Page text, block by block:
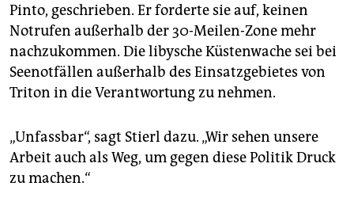
Pinto, geschrieben. Er forderte sie auf, keinen
Notrufen außerhalb der 30-Meilen-Zone mehr
nachzukommen. Die libysche Küstenwache sei bei
Seenotfällen außerhalb des Einsatzgebietes von
Triton in die Verantwortung zu nehmen.
„Unfassbar“, sagt Stierl dazu. „Wir sehen unsere
Arbeit auch als Weg, um gegen diese Politik Druck
zu machen.“